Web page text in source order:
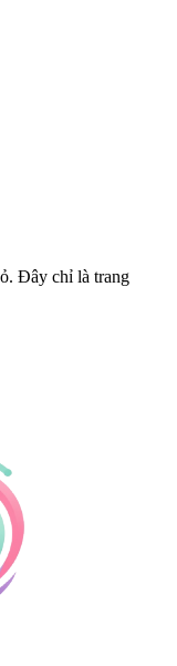
Đây chỉ là trang
lớn tại